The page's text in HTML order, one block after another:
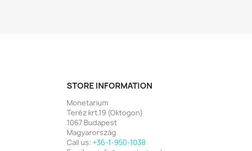
STORE INFORMATION
Monetarium
Teréz krt.19 (Oktogon)
1067 Budapest
Magyarország
Call us: +36-1-950-1038